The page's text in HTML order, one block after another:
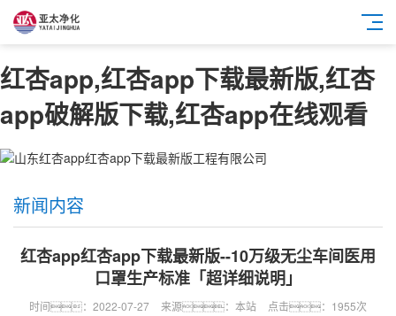
红杏app,红杏app下载最新版,红杏
app破解版下载,红杏app在线观看
新闻内容
红杏app红杏app下载最新版--10万级无尘车间医用
口罩生产标准「超详细说明」
时间：2022-07-27 来源：本站 点击：1955次